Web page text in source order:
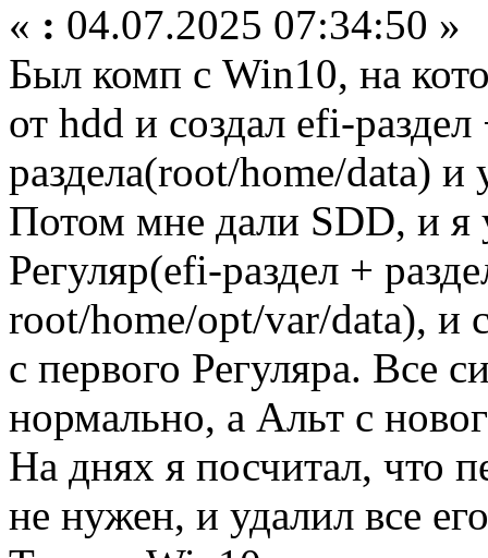
« : 04.07.2025 07:34:50 »
Был комп с Win10, на
от hdd и создал efi-раздел
раздела(root/home/data) и
Потом мне дали SDD, и я
Регуляр(efi-раздел +
root/home/opt/var/data), и
с первого Регуляра. Все
нормально, а Альт с
На днях я посчитал, что
не нужен, и удалил все